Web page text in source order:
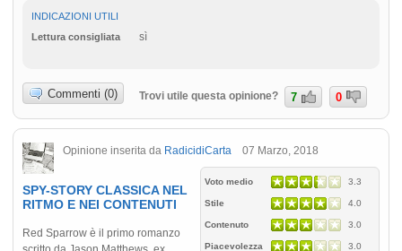
INDICAZIONI UTILI
Lettura consigliata
sì
Commenti (0) Trovi utile questa opinione? 7 0
Opinione inserita da RadicidiCarta 07 Marzo, 2018
Voto medio 3.3
Stile 4.0
Contenuto 3.0
Piacevolezza 3.0
SPY-STORY CLASSICA NEL
RITMO E NEI CONTENUTI
Red Sparrow è il primo romanzo